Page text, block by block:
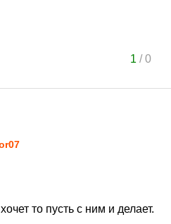
1 /0
то пусть с ним и делает.